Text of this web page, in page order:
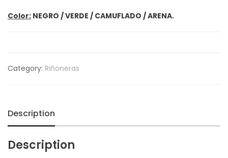
Color: NEGRO / VERDE / CAMUFLADO / ARENA.
Category: Riñoneras
Description
Description